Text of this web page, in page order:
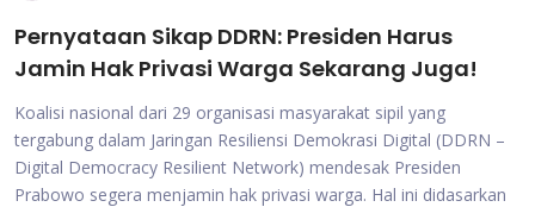
Pernyataan Sikap DDRN: Presiden Harus
Jamin Hak Privasi Warga Sekarang Juga!
Koalisi nasional dari 29 organisasi masyarakat sipil yang
tergabung dalam Jaringan Resiliensi Demokrasi Digital (DDRN –
Digital Democracy Resilient Network) mendesak Presiden
Prabowo segera menjamin hak privasi warga. Hal ini didasarkan